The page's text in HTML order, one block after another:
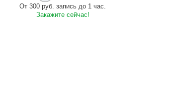
От 300 руб. запись до 1 час.
Закажите сейчас!